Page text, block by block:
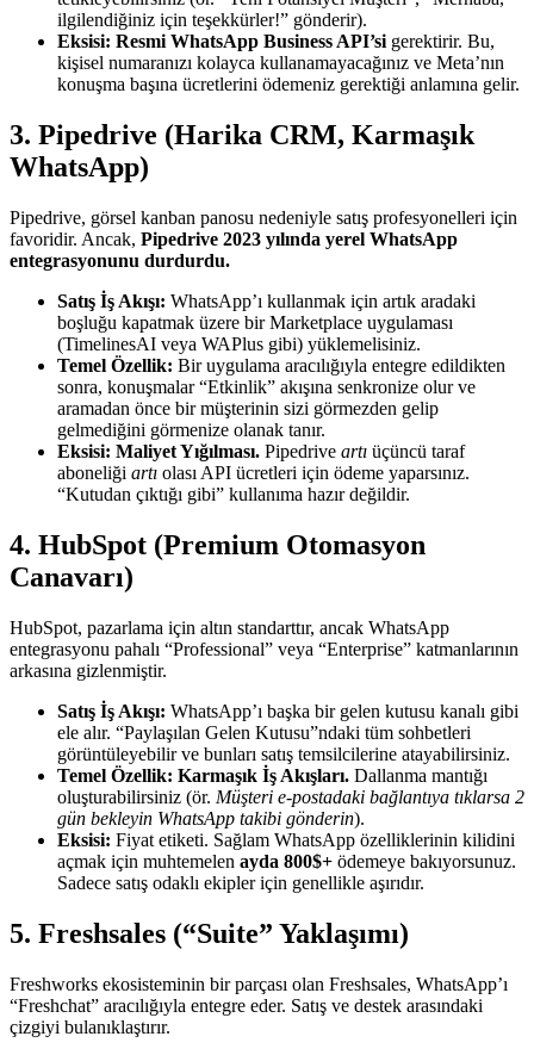
ilgilendiğiniz için teşekkürler!” gönderir).
Eksisi: Resmi WhatsApp Business API’si gerektirir. Bu,
kişisel numaranızı kolayca kullanamayacağınız ve Meta’nın
konuşma başına ücretlerini ödemeniz gerektiği anlamına gelir.
3. Pipedrive (Harika CRM, Karmaşık
WhatsApp)
Pipedrive, görsel kanban panosu nedeniyle satış profesyonelleri için
favoridir. Ancak, Pipedrive 2023 yılında yerel WhatsApp
entegrasyonunu durdurdu.
Satış İş Akışı: WhatsApp’ı kullanmak için artık aradaki
boşluğu kapatmak üzere bir Marketplace uygulaması
(TimelinesAI veya WAPlus gibi) yüklemelisiniz.
Temel Özellik: Bir uygulama aracılığıyla entegre edildikten
sonra, konuşmalar “Etkinlik” akışına senkronize olur ve
aramadan önce bir müşterinin sizi görmezden gelip
gelmediğini görmenize olanak tanır.
Eksisi: Maliyet Yığılması. Pipedrive artı üçüncü taraf
aboneliği artı olası API ücretleri için ödeme yaparsınız.
“Kutudan çıktığı gibi” kullanıma hazır değildir.
4. HubSpot (Premium Otomasyon
Canavarı)
HubSpot, pazarlama için altın standarttır, ancak WhatsApp
entegrasyonu pahalı “Professional” veya “Enterprise” katmanlarının
arkasına gizlenmiştir.
Satış İş Akışı: WhatsApp’ı başka bir gelen kutusu kanalı gibi
ele alır. “Paylaşılan Gelen Kutusu”ndaki tüm sohbetleri
görüntüleyebilir ve bunları satış temsilcilerine atayabilirsiniz.
Temel Özellik: Karmaşık İş Akışları. Dallanma mantığı
oluşturabilirsiniz (ör. Müşteri e-postadaki bağlantıya tıklarsa 2
gün bekleyin WhatsApp takibi gönderin).
Eksisi: Fiyat etiketi. Sağlam WhatsApp özelliklerinin kilidini
açmak için muhtemelen ayda 800$+ ödemeye bakıyorsunuz.
Sadece satış odaklı ekipler için genellikle aşırıdır.
5. Freshsales (“Suite” Yaklaşımı)
Freshworks ekosisteminin bir parçası olan Freshsales, WhatsApp’ı
“Freshchat” aracılığıyla entegre eder. Satış ve destek arasındaki
çizgiyi bulanıklaştırır.